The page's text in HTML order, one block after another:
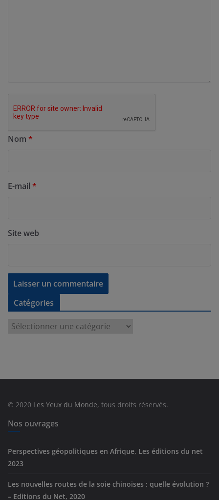
Nom *
E-mail *
Site web
Catégories
e
© 2020 Les Yeux du Monde, tous droits réservés.
Nos ouvrages
Perspectives géopolitiques en Afrique, Les éditions du net
2023
Les nouvelles routes de la soie chinoises : quelle évolution ?
– Editions du Net, 2020